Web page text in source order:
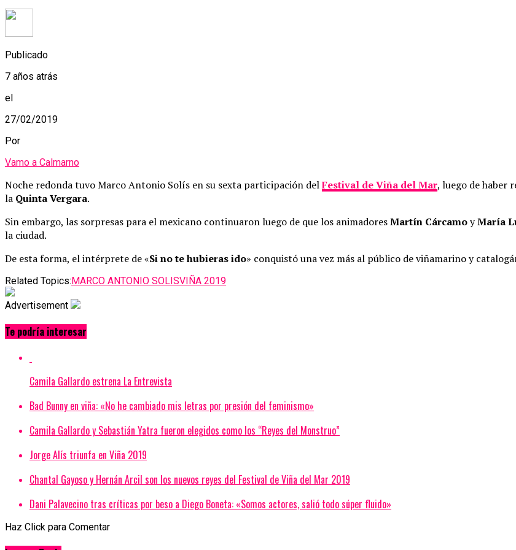
Publicado
7 años atrás
el
27/02/2019
Por
Vamo a Calmarno
Noche redonda tuvo Marco Antonio Solís en su sexta participación delFestival de Viña del Mar, luego de haber
la Quinta Vergara.
Sin embargo, las sorpresas para el mexicano continuaron luego de que los animadoresMartín CárcamoyMaría
la ciudad.
De esta forma, el intérprete de «Si no te hubieras ido» conquistó una vez más al público de viñamarino y
Related Topics:MARCO ANTONIO SOLISVIÑA 2019
Advertisement
Te podría interesar
Camila Gallardo estrena La Entrevista
Bad Bunny en viña: «No he cambiado mis letras por presión del feminismo»
Camila Gallardo y Sebastián Yatra fueron elegidos como los “Reyes del Monstruo”
Jorge Alís triunfa en Viña 2019
Chantal Gayoso y Hernán Arcil son los nuevos reyes del Festival de Viña del Mar 2019
Dani Palavecino tras críticas por beso a Diego Boneta: «Somos actores, salió todo súper fluido»
Haz Click para Comentar